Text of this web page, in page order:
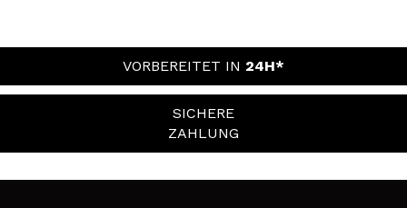
VORBEREITET IN 24H*
SICHERE
ZAHLUNG